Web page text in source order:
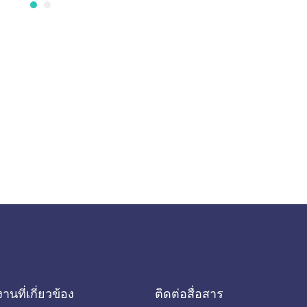
นที่เกี่ยวข้อง ติดต่อสื่อสาร